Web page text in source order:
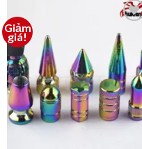
Giảm
giá!
thích